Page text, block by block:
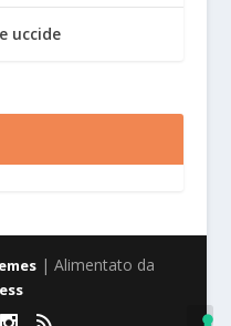
uccide
| Alimentato da